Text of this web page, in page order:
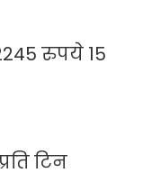
रुपये 15
टिन